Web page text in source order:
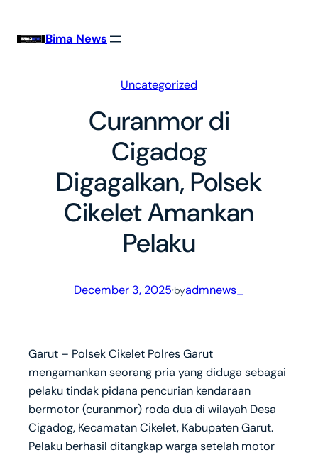
Bima News
Uncategorized
Curanmor di
Cigadog
Digagalkan, Polsek
Cikelet Amankan
Pelaku
December 3, 2025·byadmnews_
Garut – Polsek Cikelet Polres Garut
mengamankan seorang pria yang diduga sebagai
pelaku tindak pidana pencurian kendaraan
bermotor (curanmor) roda dua di wilayah Desa
Cigadog, Kecamatan Cikelet, Kabupaten Garut.
Pelaku berhasil ditangkap warga setelah motor